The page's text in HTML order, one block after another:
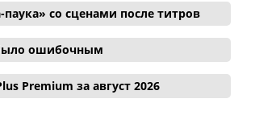
со сценами после титров
ошибочным
Premium за август 2026